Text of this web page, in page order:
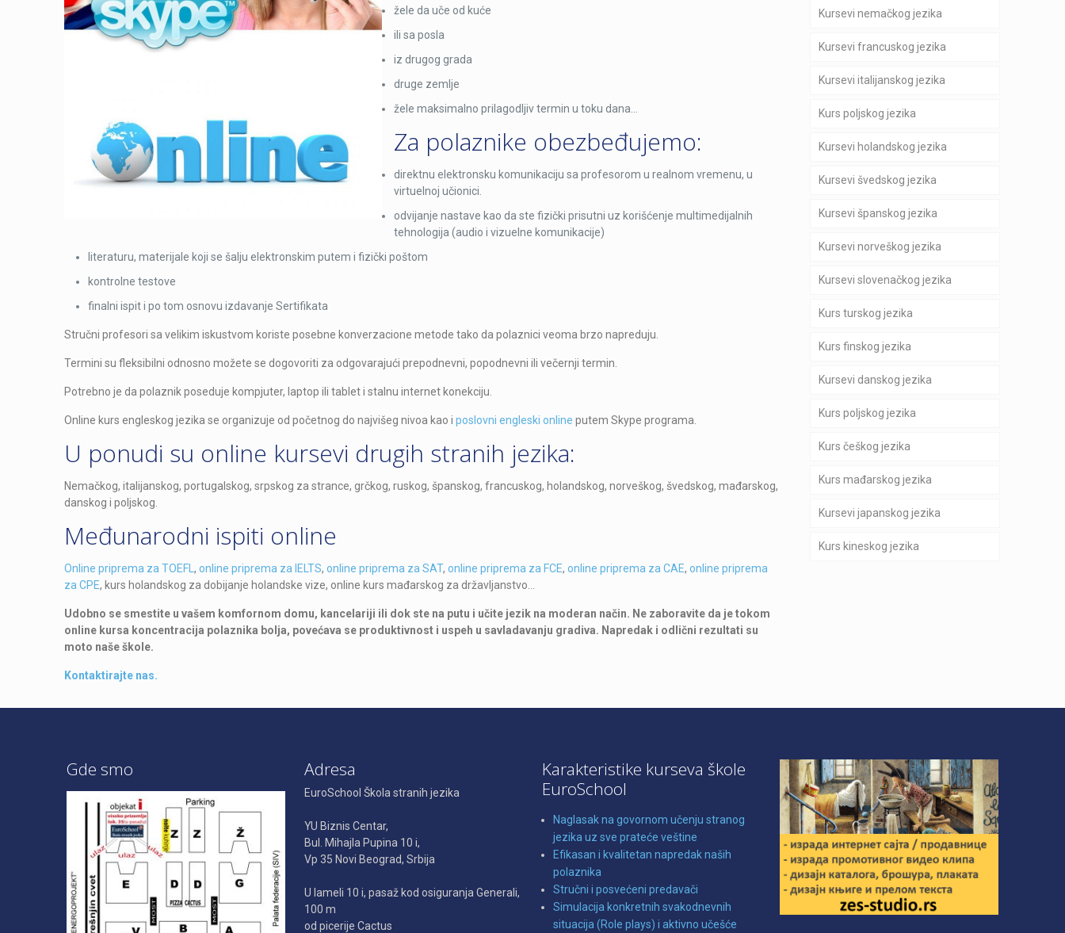
žele da uče od kuće
ili sa posla
iz drugog grada
druge zemlje
žele maksimalno prilagodljiv termin u toku dana…
Za polaznike obezbeđujemo:
direktnu elektronsku komunikaciju sa profesorom u realnom vremenu, u
virtuelnoj učionici.
odvijanje nastave kao da ste fizički prisutni uz korišćenje multimedijalnih
tehnologija (audio i vizuelne komunikacije)
literaturu, materijale koji se šalju elektronskim putem i fizički poštom
kontrolne testove
finalni ispit i po tom osnovu izdavanje Sertifikata
Stručni profesori sa velikim iskustvom koriste posebne konverzacione metode tako da polaznici veoma brzo napreduju.
Termini su fleksibilni odnosno možete se dogovoriti za odgovarajući prepodnevni, popodnevni ili večernji termin.
Potrebno je da polaznik poseduje kompjuter, laptop ili tablet i stalnu internet konekciju.
Online kurs engleskog jezika se organizuje od početnog do najvišeg nivoa kao iposlovni engleski online putem Skype programa.
U ponudi su online kursevi drugih stranih jezika:
Nemačkog, italijanskog, portugalskog, srpskog za strance, grčkog, ruskog, španskog, francuskog, holandskog, norveškog, švedskog, mađarskog,
danskog i poljskog.
Međunarodni ispiti online
Online priprema za TOEFL,online priprema za IELTS,online priprema za SAT,online priprema za FCE,online priprema za CAE,online priprema
za CPE, kurs holandskog za dobijanje holandske vize, online kurs mađarskog za državljanstvo…
Udobno se smestite u vašem komfornom domu, kancelariji ili dok ste na putu i učite jezik na moderan način. Ne zaboravite da je tokom
online kursa koncentracija polaznika bolja, povećava se produktivnost i uspeh u savladavanju gradiva. Napredak i odlični rezultati su
moto naše škole.
Kontaktirajte nas.
Kursevi nemačkog jezika
Kursevi francuskog jezika
Kursevi italijanskog jezika
Kurs poljskog jezika
Kursevi holandskog jezika
Kursevi švedskog jezika
Kursevi španskog jezika
Kursevi norveškog jezika
Kursevi slovenačkog jezika
Kurs turskog jezika
Kurs finskog jezika
Kursevi danskog jezika
Kurs poljskog jezika
Kurs češkog jezika
Kurs mađarskog jezika
Kursevi japanskog jezika
Kurs kineskog jezika
Gde smo Adresa
EuroSchool Škola stranih jezika
YU Biznis Centar,
Bul. Mihajla Pupina 10 i,
Vp 35 Novi Beograd, Srbija
U lameli 10 i, pasaž kod osiguranja Generali,
100 m
od picerije Cactus
Karakteristike kurseva škole
EuroSchool
Naglasak na govornom učenju stranog
jezika uz sve prateće veštine
Efikasan i kvalitetan napredak naših
polaznika
Stručni i posvećeni predavači
Simulacija konkretnih svakodnevnih
situacija (Role plays) i aktivno učešće